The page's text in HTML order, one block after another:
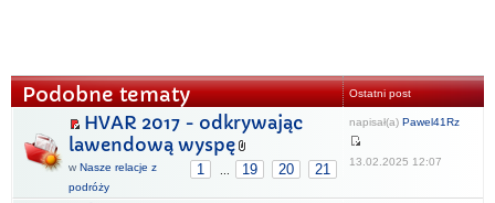
Podobne tematy Ostatni post
HVAR 2017 - odkrywając
lawendową wyspę
1 19 20 21
w Nasze relacje z
podróży
napisał(a) Pawel41Rz
13.02.2025 12:07